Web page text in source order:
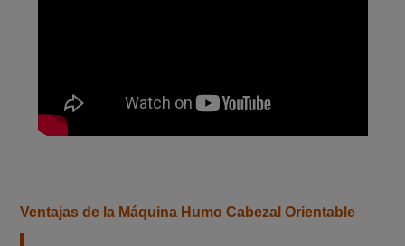
Ventajas de la Máquina Humo Cabezal Orientable